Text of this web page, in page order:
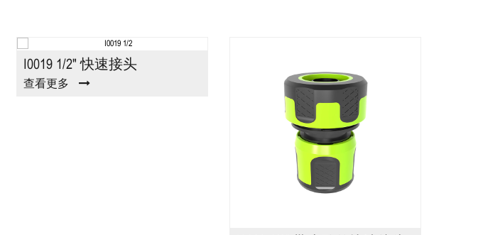
I0019 1/2" 快速接头
查看更多